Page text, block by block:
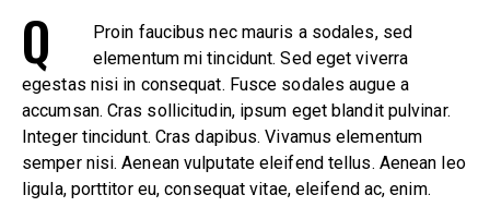
Q
Proin faucibus nec mauris a sodales, sed
elementum mi tincidunt. Sed eget viverra
egestas nisi in consequat. Fusce sodales augue a
accumsan. Cras sollicitudin, ipsum eget blandit pulvinar.
Integer tincidunt. Cras dapibus. Vivamus elementum
semper nisi. Aenean vulputate eleifend tellus. Aenean leo
ligula, porttitor eu, consequat vitae, eleifend ac, enim.